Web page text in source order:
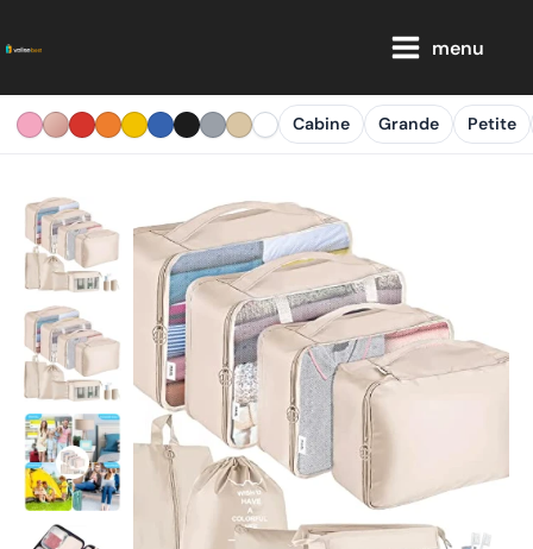
au
menu
Cabine Grande Petite